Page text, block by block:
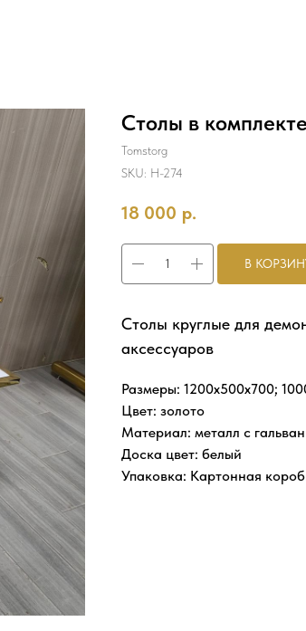
Столы в
Tomstorg
SKU: Н-274
18 000 р.
В
Столы круглые для
аксессуаров
Размеры: 1200x500x700;
Цвет: золото
Материал: металл с
Доска цвет: белый
Упаковка: Картонная